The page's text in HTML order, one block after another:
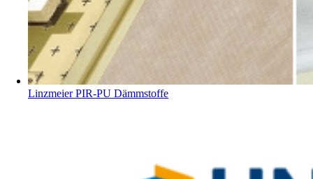
Linzmeier PIR-PU Dämmstoffe